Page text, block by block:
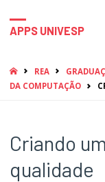
APPS UNIVESP
HOMEREA
DA COMPUTAÇÃO
Criando
qualidade